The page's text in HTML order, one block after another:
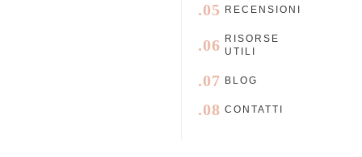
.05 RECENSIONI
.06 RISORSE
UTILI
.07 BLOG
.08 CONTATTI